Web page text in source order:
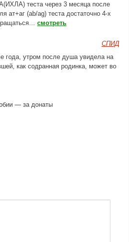
теста через 3 месяца после
ат+аг (ab/ag) теста достаточно 4-х
смотреть
СПИД
года, утром после душа увидела на
как содранная родинка, может во
— за донаты